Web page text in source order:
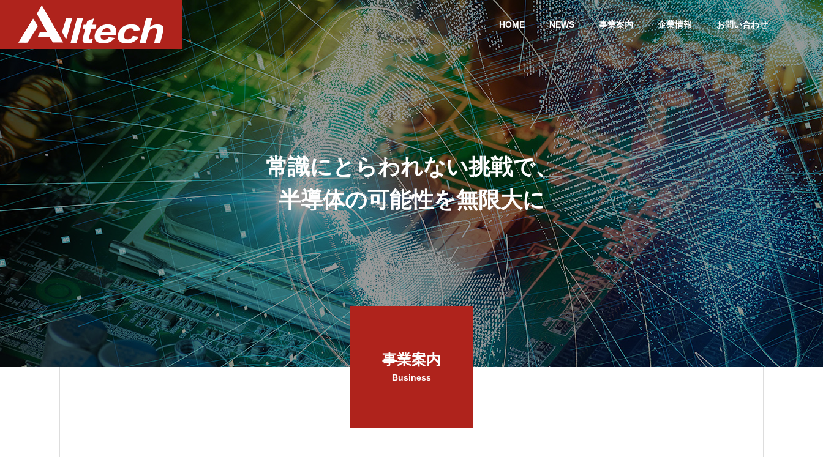
HOME NEWS 事業案内 企業情報 お問い合わせ
事業案内
Business
Equipment
装置
Material
材料
Support＆Consulting
技術サポート・コンサルティング
企業情報
COMPANY
PROFILE
会社概要
PHILOSOPHY
経営理念
ACCESS MAP
アクセスマップ
PRIVACY POLICY
個人情報保護指針
常識にとらわれない挑戦で、
半導体の可能性を無限大に
事業案内
Business